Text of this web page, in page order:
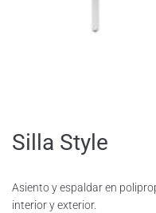
Silla Style
Asiento y espaldar en
interior y exterior.